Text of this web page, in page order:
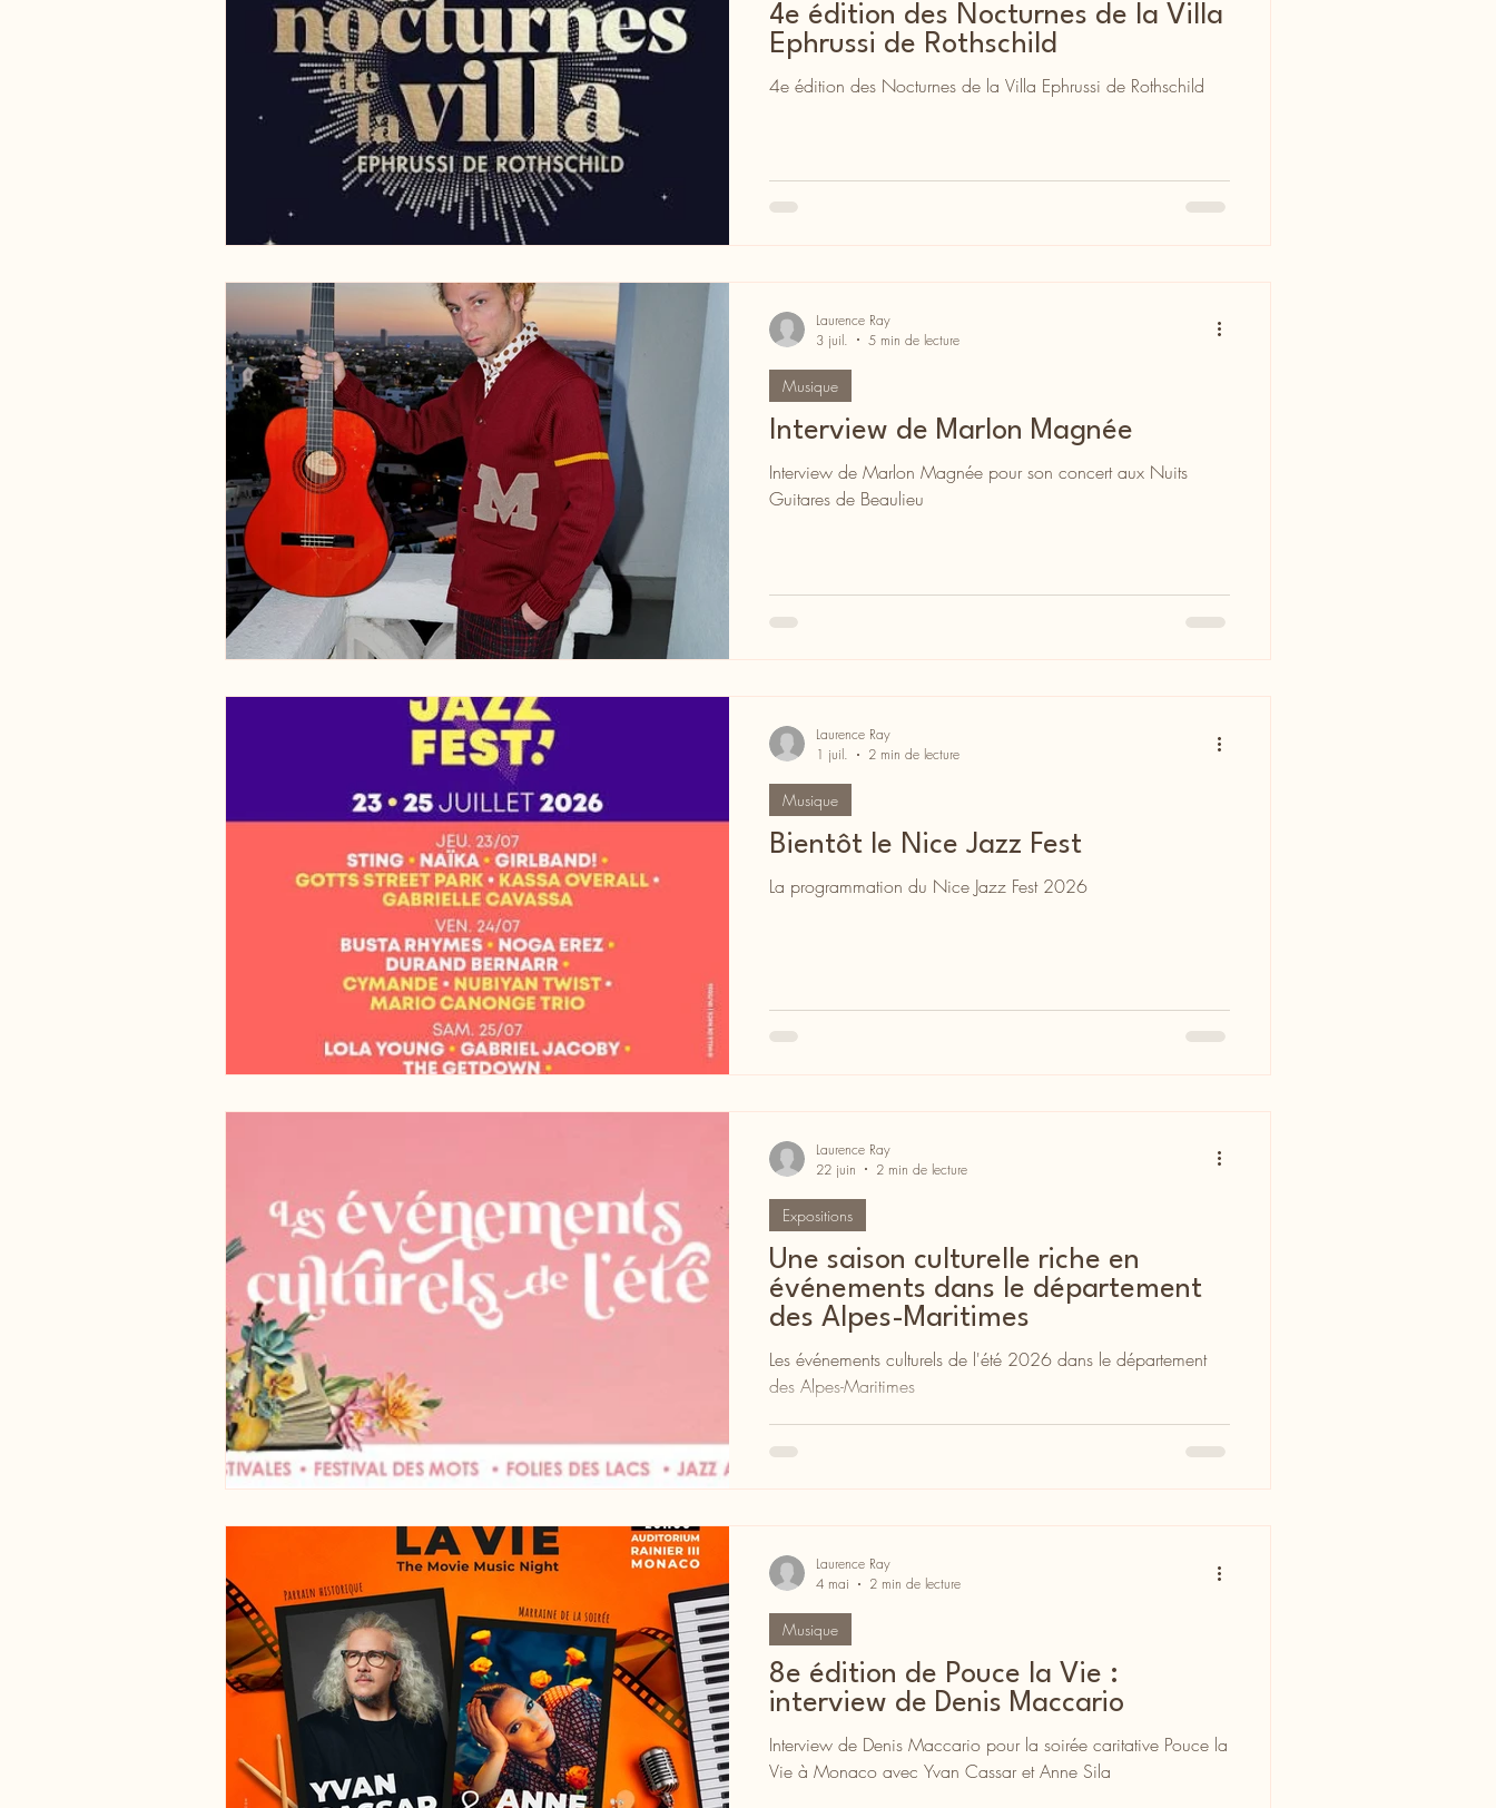
4e édition des Nocturnes de la Villa
Ephrussi de Rothschild
4e édition des Nocturnes de la Villa Ephrussi de Rothschild
Interview de Marlon Magnée
Interview de Marlon Magnée pour son concert aux Nuits
Guitares de Beaulieu
Musique
Laurence Ray
3 juil.
5 min de lecture
Bientôt le Nice Jazz Fest
La programmation du Nice Jazz Fest 2026
Musique
Laurence Ray
1 juil.
2 min de lecture
Une saison culturelle riche en
événements dans le département
des Alpes-Maritimes
Les événements culturels de l'été 2026 dans le département
des Alpes-Maritimes
Expositions
Laurence Ray
22 juin
2 min de lecture
8e édition de Pouce la Vie :
interview de Denis Maccario
Interview de Denis Maccario pour la soirée caritative Pouce la
Vie à Monaco avec Yvan Cassar et Anne Sila
Musique
Laurence Ray
4 mai
2 min de lecture